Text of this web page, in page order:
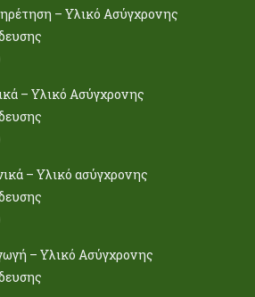
– Υλικό Ασύγχρονης
– Υλικό Ασύγχρονης
– Υλικό ασύγχρονης
– Υλικό Ασύγχρονης